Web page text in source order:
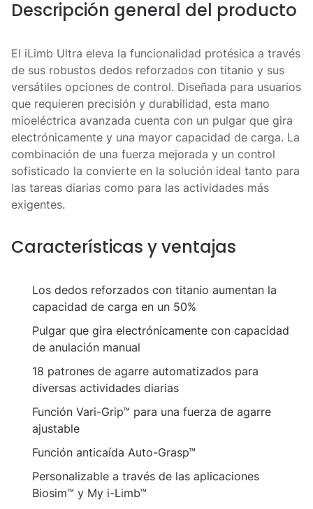
Descripción general del producto
El iLimb Ultra eleva la funcionalidad protésica a través
de sus robustos dedos reforzados con titanio y sus
versátiles opciones de control. Diseñada para usuarios
que requieren precisión y durabilidad, esta mano
mioeléctrica avanzada cuenta con un pulgar que gira
electrónicamente y una mayor capacidad de carga. La
combinación de una fuerza mejorada y un control
sofisticado la convierte en la solución ideal tanto para
las tareas diarias como para las actividades más
exigentes.
Características y ventajas
Los dedos reforzados con titanio aumentan la
capacidad de carga en un 50%
Pulgar que gira electrónicamente con capacidad
de anulación manual
18 patrones de agarre automatizados para
diversas actividades diarias
Función Vari-Grip™ para una fuerza de agarre
ajustable
Función anticaída Auto-Grasp™
Personalizable a través de las aplicaciones
Biosim™ y My i-Limb™